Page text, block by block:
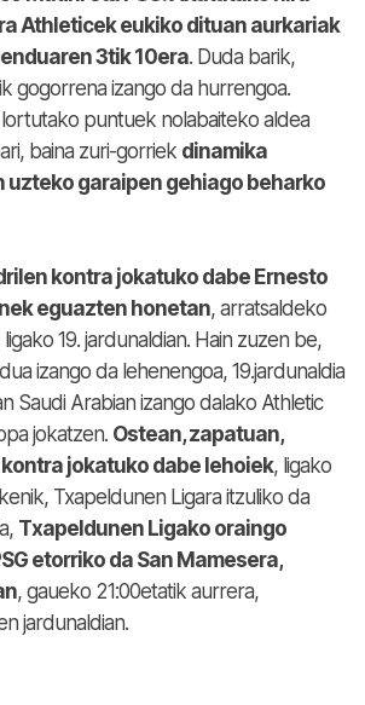
Athleticek eukiko dituan aurkariak
3tik 10era. Duda barik,
gogorrena izango da hurrengoa.
puntuek nolabaiteko aldea
baina zuri-gorriek dinamika
uzteko garaipen gehiago beharko
kontra jokatuko dabe Ernesto
eguazten honetan, arratsaldeko
19. jardunaldian. Hain zuzen be,
izango da lehenengoa, 19.jardunaldia
Saudi Arabian izango dalako Athletic
jokatzen. Ostean, zapatuan,
jokatuko dabe lehoiek, ligako
Txapeldunen Ligara itzuliko da
Txapeldunen Ligako oraingo
etorriko da San Mamesera,
, gaueko 21:00etatik aurrera,
jardunaldian.